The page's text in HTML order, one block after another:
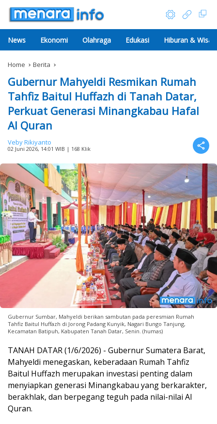
News Ekonomi Olahraga Edukasi Hiburan &
Home Berita
Gubernur Mahyeldi Resmikan Rumah
Tahfiz Baitul Huffazh di Tanah Datar,
Perkuat Generasi Minangkabau Hafal
Al Quran
Veby Rikiyanto
02 Juni 2026, 14:01 WIB | 168 Klik
Gubernur Sumbar, Mahyeldi berikan sambutan pada peresmian Rumah
Tahfiz Baitul Huffazh di Jorong Padang Kunyik, Nagari Bungo Tanjung,
Kecamatan Batipuh, Kabupaten Tanah Datar, Senin. (humas)
TANAH DATAR (1/6/2026) - Gubernur Sumatera Barat,
Mahyeldi menegaskan, keberadaan Rumah Tahfiz
Baitul Huffazh merupakan investasi penting dalam
menyiapkan generasi Minangkabau yang berkarakter,
berakhlak, dan berpegang teguh pada nilai-nilai Al
Quran.